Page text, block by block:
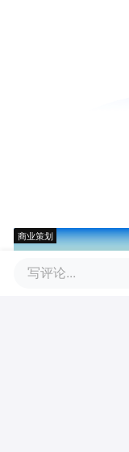
商业策划
写评论...